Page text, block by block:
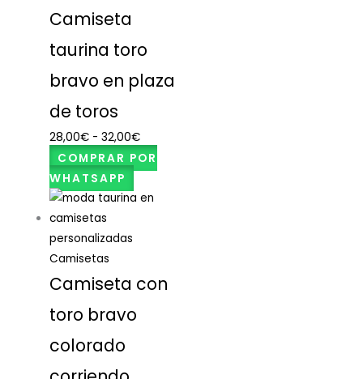
Camiseta
taurina toro
bravo en plaza
de toros
28,00€ - 32,00€
COMPRAR POR
WHATSAPP
Camisetas
Camiseta con
toro bravo
colorado